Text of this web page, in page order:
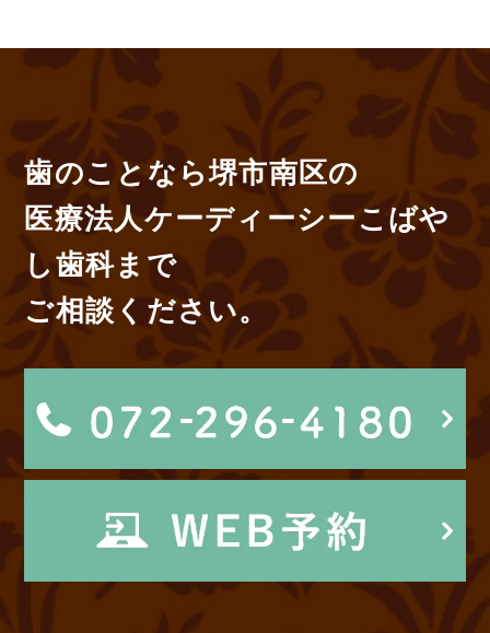
歯のことなら堺市南区の
医療法人ケーディーシーこばや
し歯科まで
ご相談ください。